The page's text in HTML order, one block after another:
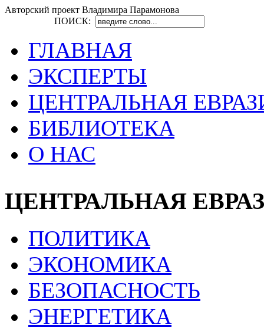
Авторский проект Владимира Парамонова
ПОИСК:
ГЛАВНАЯ
ЭКСПЕРТЫ
ЦЕНТРАЛЬНАЯ
БИБЛИОТЕКА
О НАС
ЦЕНТРАЛЬНАЯ
ПОЛИТИКА
ЭКОНОМИКА
БЕЗОПАСНОСТЬ
ЭНЕРГЕТИКА